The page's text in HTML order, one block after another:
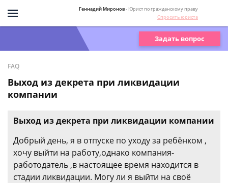
Геннадий Миронов- Юрист по гражданскому праву
Спросить юриста
Задать вопрос
FAQ
Выход из декрета при ликвидации
компании
Выход из декрета при ликвидации компании
Добрый день, я в отпуске по уходу за ребёнком ,
хочу выйти на работу,однако компания-
работодатель ,в настоящее время находится в
стадии ликвидации. Могу ли я выйти на своё